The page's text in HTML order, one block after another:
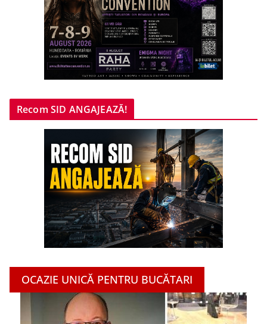
Recom SID ANGAJEAZĂ!
OCAZIE UNICĂ PENTRU BUCĂTARI